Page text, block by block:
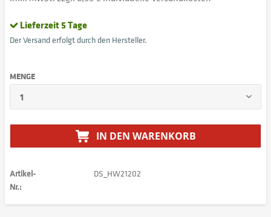
Lieferzeit 5 Tage
Der Versand erfolgt durch den Hersteller.
MENGE
IN DEN WARENKORB
Artikel-
Nr.:
DS_HW21202